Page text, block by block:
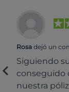
Rosa dejó un
Siguiendo
conseguido
nuestra